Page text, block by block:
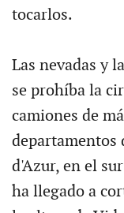
tocarlos.
Las nevadas y
se prohíba la
camiones de
departamentos
d'Azur, en el
ha llegado a